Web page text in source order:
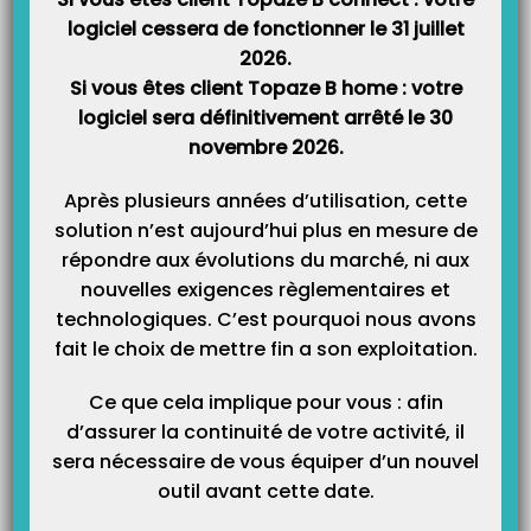
Catégorieslogiciel cessera de fonctionner le 31 juillet
2026.
Si vous êtes client Topaze B home : votre
logiciel sera définitivement arrêté le 30
novembre 2026.
Après plusieurs années d’utilisation, cette
solution n’est aujourd’hui plus en mesure de
répondre aux évolutions du marché, ni aux
nouvelles exigences règlementaires et
technologiques. C’est pourquoi nous avons
fait le choix de mettre fin a son exploitation.
Ce que cela implique pour vous : afin
d’assurer la continuité de votre activité, il
sera nécessaire de vous équiper d’un nouvel
outil avant cette date.